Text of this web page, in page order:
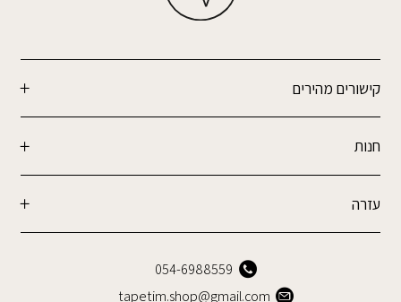
קישורים מהירים
חנות
עזרה
054-6988559
tapetim.shop@gmail.com